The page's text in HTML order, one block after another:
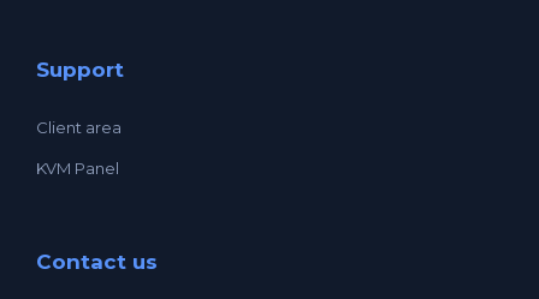
Support
Client area
KVM Panel
Contact us